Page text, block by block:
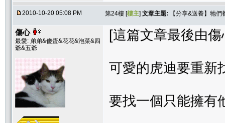
2010-10-20 05:08 PM 第24樓 [樓主] 文章主題: 【分享&送養】牠
傷心
最愛: 弟弟&傻蛋&花花&泡菜&四
爺&五爺
[這篇文章最後由
可愛的虎迪要重新
要找一個只能擁有